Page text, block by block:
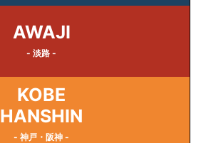
AWAJI
- 淡路 -
KOBE
HANSHIN
- 神戸・阪神 -